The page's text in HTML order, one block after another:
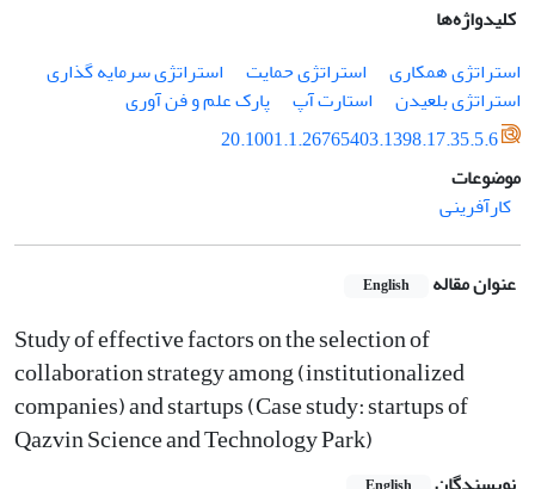
کلیدواژه‌ها
استراتژی همکاری
استراتژی حمایت
استراتژی سرمایه گذاری
استراتژی بلعیدن
استارت آپ
پارک علم و فن آوری
20.1001.1.26765403.1398.17.35.5.6
موضوعات
کارآفرینی
عنوان مقاله English
Study of effective factors on the selection of
collaboration strategy among (institutionalized
companies) and startups (Case study: startups of
Qazvin Science and Technology Park)